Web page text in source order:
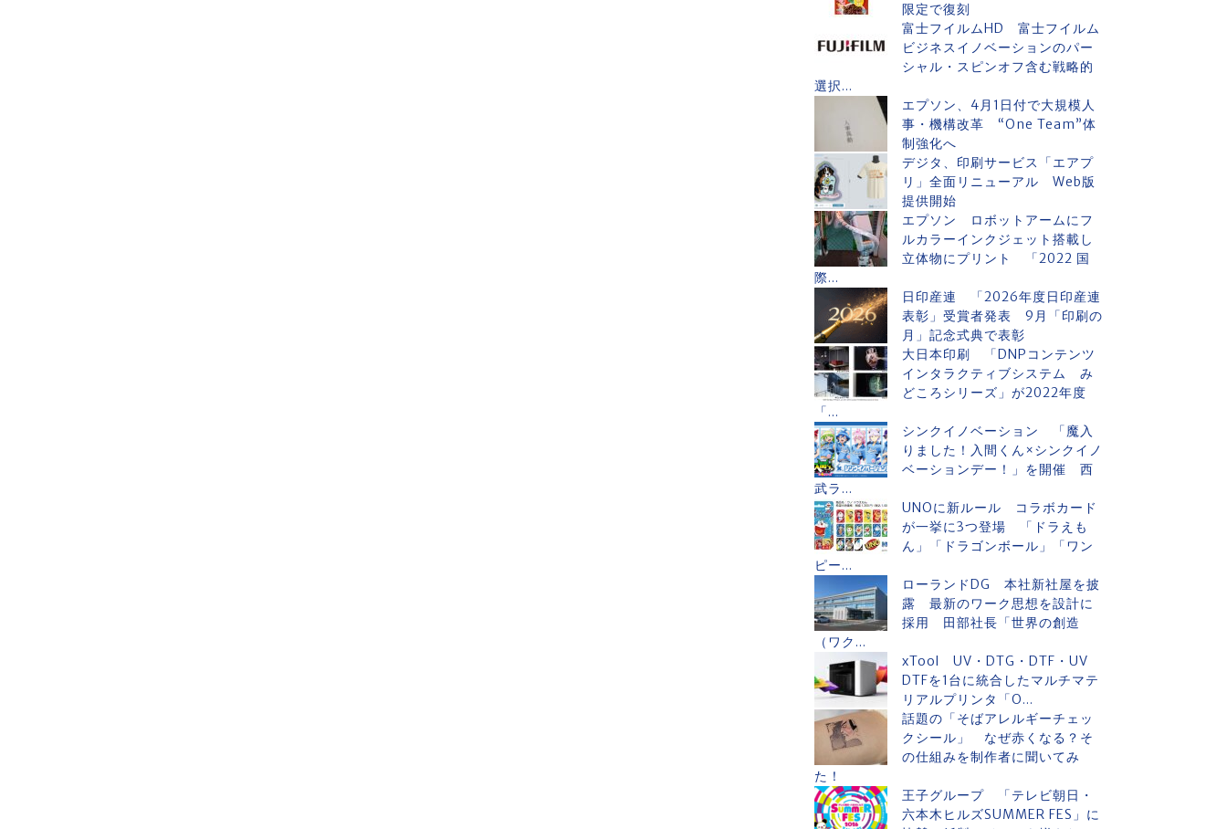
限定で復刻
富士フイルムHD 富士フイルム
ビジネスイノベーションのパー
シャル・スピンオフ含む戦略的
選択...
エプソン、4月1日付で大規模人
事・機構改革 “One Team”体
制強化へ
デジタ、印刷サービス「エアプ
リ」全面リニューアル Web版
提供開始
エプソン ロボットアームにフ
ルカラーインクジェット搭載し
立体物にプリント 「2022 国
際...
日印産連 「2026年度日印産連
表彰」受賞者発表 9月「印刷の
月」記念式典で表彰
大日本印刷 「DNPコンテンツ
インタラクティブシステム み
どころシリーズ」が2022年度
「...
シンクイノベーション 「魔入
りました！入間くん×シンクイノ
ベーションデー！」を開催 西
武ラ...
UNOに新ルール コラボカード
が一挙に3つ登場 「ドラえも
ん」「ドラゴンボール」「ワン
ピー...
ローランドDG 本社新社屋を披
露 最新のワーク思想を設計に
採用 田部社長「世界の創造
（ワク...
xTool UV・DTG・DTF・UV
DTFを1台に統合したマルチマテ
リアルプリンタ「O...
話題の「そばアレルギーチェッ
クシール」 なぜ赤くなる？そ
の仕組みを制作者に聞いてみ
た！
王子グループ 「テレビ朝日・
六本木ヒルズSUMMER FES」に